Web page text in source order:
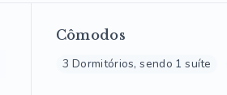
Cômodos
3 Dormitórios, sendo 1 suíte